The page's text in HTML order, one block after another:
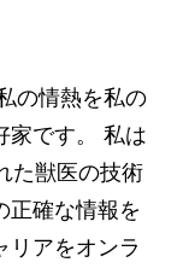
の情熱を私の
家です。 私は
た獣医の技術
正確な情報を
リアをオンラ